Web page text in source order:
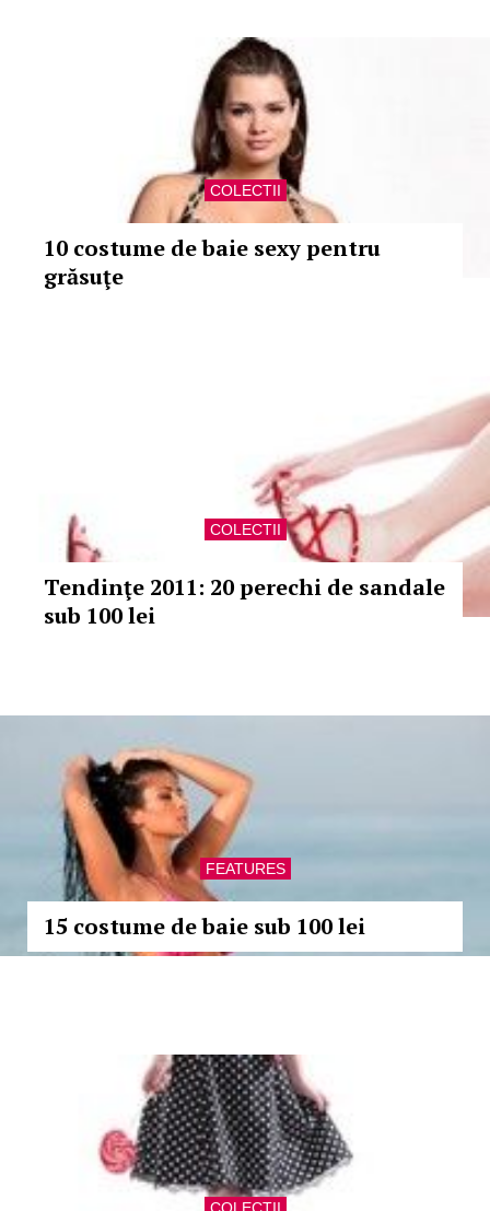
COLECTII
10 costume de baie sexy pentru
grăsuţe
COLECTII
Tendinţe 2011: 20 perechi de sandale
sub 100 lei
FEATURES
15 costume de baie sub 100 lei